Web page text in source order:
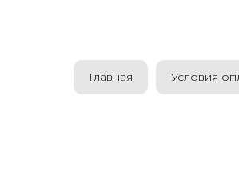
Главная Условия